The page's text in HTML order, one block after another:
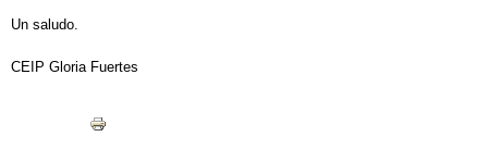
Un saludo.
CEIP Gloria Fuertes